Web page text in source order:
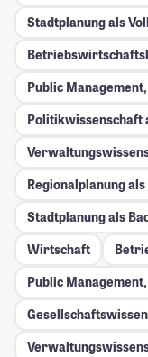
Stadtplanung als
Public
Politikwissenschaft
Regionalplanung
Stadtplanung als
Wirtschaft
Public